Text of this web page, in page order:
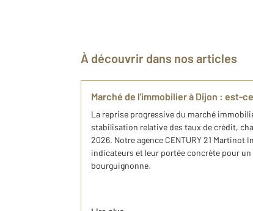
À découvrir dans nos articles
Marché de l'immobilier à Dijon : est-
La reprise progressive du marché
stabilisation relative des taux de crédit,
2026. Notre agence CENTURY 21 Martinot
indicateurs et leur portée concrète pour
bourguignonne.